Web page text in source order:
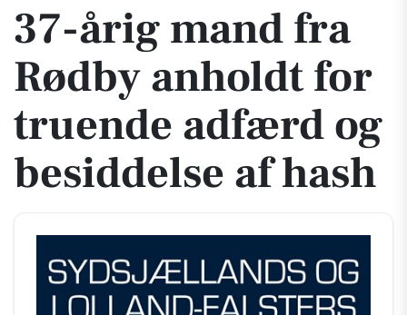
37-årig mand fra
Rødby anholdt for
truende adfærd og
besiddelse af hash